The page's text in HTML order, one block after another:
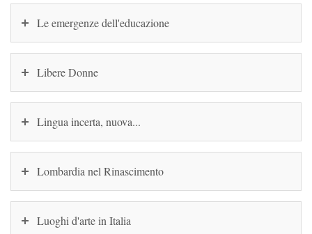
Le emergenze dell'educazione
Libere Donne
Lingua incerta, nuova...
Lombardia nel Rinascimento
Luoghi d'arte in Italia